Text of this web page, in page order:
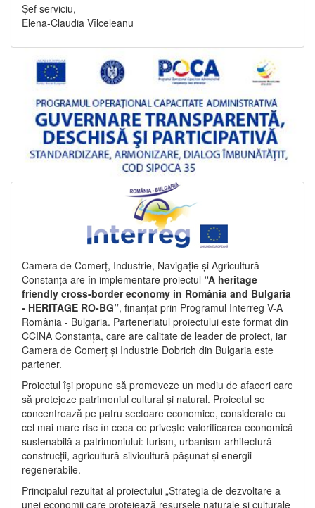
Șef serviciu,
Elena-Claudia Vîlceleanu
Camera de Comerț, Industrie, Navigație și Agricultură
Constanța are în implementare proiectul “A heritage
friendly cross-border economy in România and Bulgaria
- HERITAGE RO-BG”, finanțat prin Programul Interreg V-A
România - Bulgaria. Parteneriatul proiectului este format din
CCINA Constanța, care are calitate de leader de proiect, iar
Camera de Comerț și Industrie Dobrich din Bulgaria este
partener.
Proiectul își propune să promoveze un mediu de afaceri care
să protejeze patrimoniul cultural și natural. Proiectul se
concentrează pe patru sectoare economice, considerate cu
cel mai mare risc în ceea ce privește valorificarea economică
sustenabilă a patrimoniului: turism, urbanism-arhitectură-
construcții, agricultură-silvicultură-pășunat și energii
regenerabile.
Principalul rezultat al proiectului „Strategia de dezvoltare a
unei economii care protejează resursele naturale și culturale